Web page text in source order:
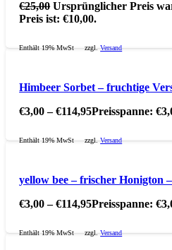
€25,00 Ursprünglicher Preis
Preis ist: €10,00.
Enthält 19% MwSt zzgl.Versand
Himbeer Sorbet – fruchtige
€3,00 –€114,95Preisspanne:
Enthält 19% MwSt zzgl.Versand
yellow bee – frischer Honigton
€3,00 –€114,95Preisspanne:
Enthält 19% MwSt zzgl.Versand